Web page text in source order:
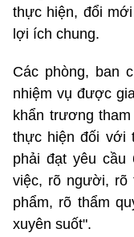
thực hiện, đổi
lợi ích chung.
Các phòng, ban
nhiệm vụ được
khẩn trương
thực hiện đối với
phải đạt yêu cầu
việc, rõ người, rõ
phẩm, rõ thẩm
xuyên suốt".